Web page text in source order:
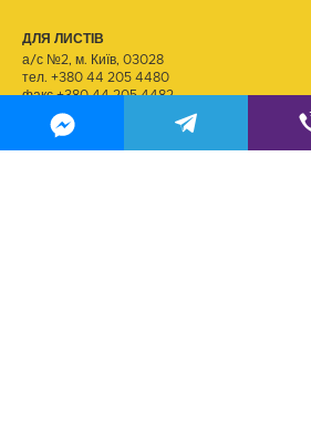
ДЛЯ ЛИСТІВ
а/с №2, м. Київ, 03028
тел. +380 44 205 4480
факс +380 44 205 4482
ДЛЯ РЕЗЮМЕ
kadry@m2.tv